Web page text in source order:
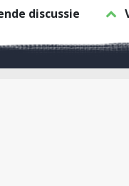
discussie